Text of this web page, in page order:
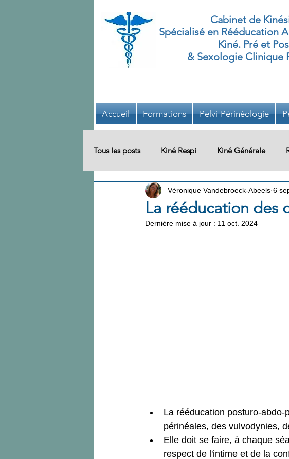
Cabinet de
Spécialiséen Rééducation
Kiné. Pré et
& Sexologie Clinique
Accueil Formations Pelvi-Périnéologie
Tous les posts Kiné Respi Kiné Générale
Système Défecatoire Système
La rééducation des
Véronique Vandebroeck-Abeels 6
Dernière mise à jour : 11 oct. 2024
La rééducation posturo-
périnéales, des vulvodynies,
Elle doit se faire, à chaque
respect de l'intime et de la